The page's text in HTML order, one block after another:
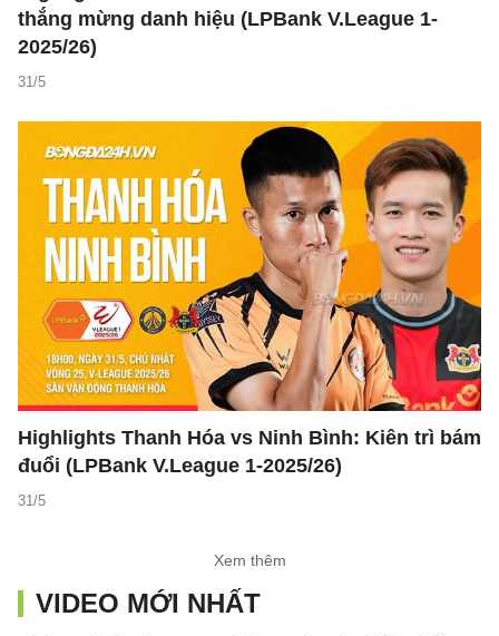
thắng mừng danh hiệu (LPBank V.League 1-
2025/26)
31/5
Highlights Thanh Hóa vs Ninh Bình: Kiên trì bám
đuổi (LPBank V.League 1-2025/26)
31/5
Xem thêm
VIDEO MỚI NHẤT